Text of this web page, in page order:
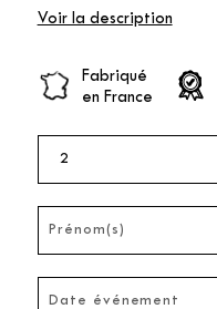
Voir la description
Fabriqué
en France